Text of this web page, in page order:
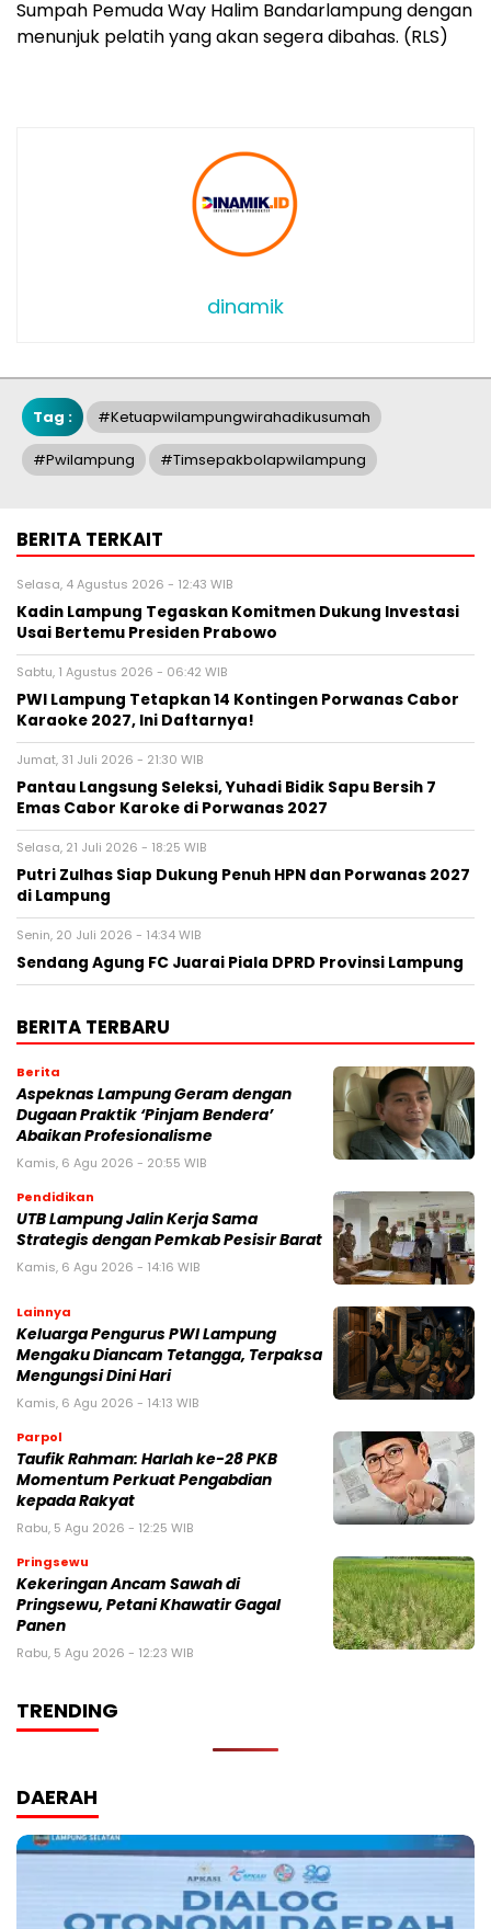
Sumpah Pemuda Way Halim Bandarlampung dengan
menunjuk pelatih yang akan segera dibahas. (RLS)
dinamik
Tag : #ketuapwilampungwirahadikusumah
#pwilampung #timsepakbolapwilampung
BERITA TERKAIT
Selasa, 4 Agustus 2026 - 12:43 WIB
Kadin Lampung Tegaskan Komitmen Dukung Investasi
Usai Bertemu Presiden Prabowo
Sabtu, 1 Agustus 2026 - 06:42 WIB
PWI Lampung Tetapkan 14 Kontingen Porwanas Cabor
Karaoke 2027, Ini Daftarnya!
Jumat, 31 Juli 2026 - 21:30 WIB
Pantau Langsung Seleksi, Yuhadi Bidik Sapu Bersih 7
Emas Cabor Karoke di Porwanas 2027
Selasa, 21 Juli 2026 - 18:25 WIB
Putri Zulhas Siap Dukung Penuh HPN dan Porwanas 2027
di Lampung
Senin, 20 Juli 2026 - 14:34 WIB
Sendang Agung FC Juarai Piala DPRD Provinsi Lampung
BERITA TERBARU
Berita
Aspeknas Lampung Geram dengan
Dugaan Praktik ‘Pinjam Bendera’
Abaikan Profesionalisme
Kamis, 6 Agu 2026 - 20:55 WIB
Pendidikan
UTB Lampung Jalin Kerja Sama
Strategis dengan Pemkab Pesisir Barat
Kamis, 6 Agu 2026 - 14:16 WIB
Lainnya
Keluarga Pengurus PWI Lampung
Mengaku Diancam Tetangga, Terpaksa
Mengungsi Dini Hari
Kamis, 6 Agu 2026 - 14:13 WIB
Parpol
Taufik Rahman: Harlah ke-28 PKB
Momentum Perkuat Pengabdian
kepada Rakyat
Rabu, 5 Agu 2026 - 12:25 WIB
Pringsewu
Kekeringan Ancam Sawah di
Pringsewu, Petani Khawatir Gagal
Panen
Rabu, 5 Agu 2026 - 12:23 WIB
TRENDING
DAERAH